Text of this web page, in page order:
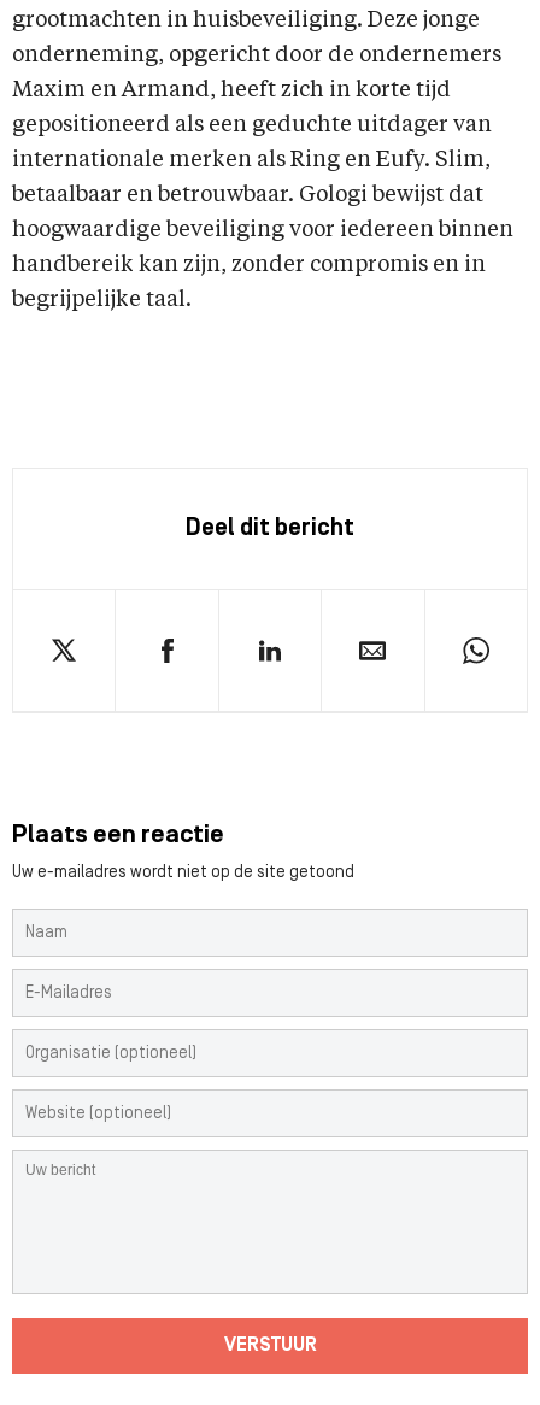
grootmachten in huisbeveiliging. Deze jonge
onderneming, opgericht door de ondernemers
Maxim en Armand, heeft zich in korte tijd
gepositioneerd als een geduchte uitdager van
internationale merken als Ring en Eufy. Slim,
betaalbaar en betrouwbaar. Gologi bewijst dat
hoogwaardige beveiliging voor iedereen binnen
handbereik kan zijn, zonder compromis en in
begrijpelijke taal.
Deel dit bericht
Plaats een reactie
Uw e-mailadres wordt niet op de site getoond
VERSTUUR